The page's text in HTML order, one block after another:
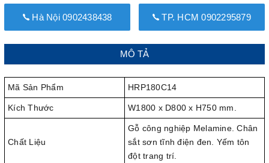
Hà Nội 0902438438 TP. HCM 0902295879
MÔ TẢ
Mã Sản Phẩm HRP180C14
Kích Thước W1800 x D800 x H750 mm.
Chất Liệu
Gỗ công nghiệp Melamine. Chân
sắt sơn tĩnh điện đen. Yếm tôn
đột trang trí.